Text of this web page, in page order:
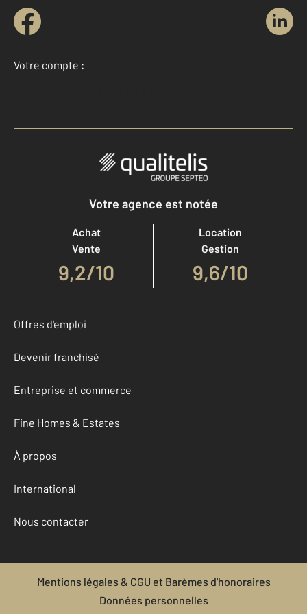
Votre compte :
Accéder à mon compte
Votre agence est notée
Achat
Vente
9,2/10
Location
Gestion
9,6/10
Offres d'emploi
Devenir franchisé
Entreprise et commerce
Fine Homes & Estates
À propos
International
Nous contacter
Mentions légales & CGU et Barèmes d'honoraires
Données personnelles